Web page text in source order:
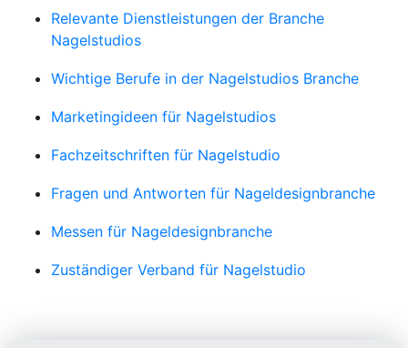
Relevante Dienstleistungen der Branche
Nagelstudios
Wichtige Berufe in der Nagelstudios Branche
Marketingideen für Nagelstudios
Fachzeitschriften für Nagelstudio
Fragen und Antworten für Nageldesignbranche
Messen für Nageldesignbranche
Zuständiger Verband für Nagelstudio